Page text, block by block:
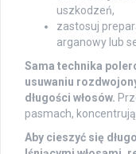
uszkodzeń,
zastosuj
arganowy lub
Sama technika
usuwaniu
długości włosów.
pasmach,
Aby cieszyć się